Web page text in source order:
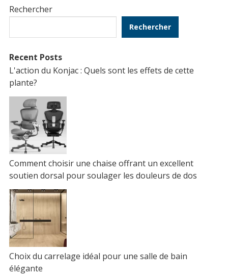
Rechercher
Rechercher
Recent Posts
L'action du Konjac : Quels sont les effets de cette
plante?
Comment choisir une chaise offrant un excellent
soutien dorsal pour soulager les douleurs de dos
Choix du carrelage idéal pour une salle de bain
élégante